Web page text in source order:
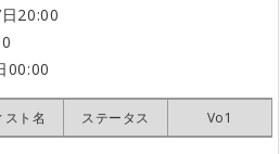
日20:00
00:00
スト名 ステータス Vo1
スト名 ステータス Vo1
スト名 ステータス Vo1
スト名 ステータス Vo1